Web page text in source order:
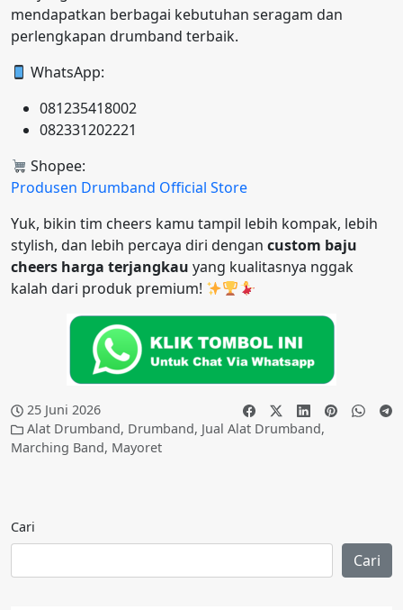
mendapatkan berbagai kebutuhan seragam dan
perlengkapan drumband terbaik.
WhatsApp:
081235418002
082331202221
Shopee:
Produsen Drumband Official Store
Yuk, bikin tim cheers kamu tampil lebih kompak, lebih
stylish, dan lebih percaya diri dengan custom baju
cheers harga terjangkau yang kualitasnya nggak
kalah dari produk premium!
25 Juni 2026
Alat Drumband, Drumband, Jual Alat Drumband,
Marching Band, Mayoret
Cari
Cari